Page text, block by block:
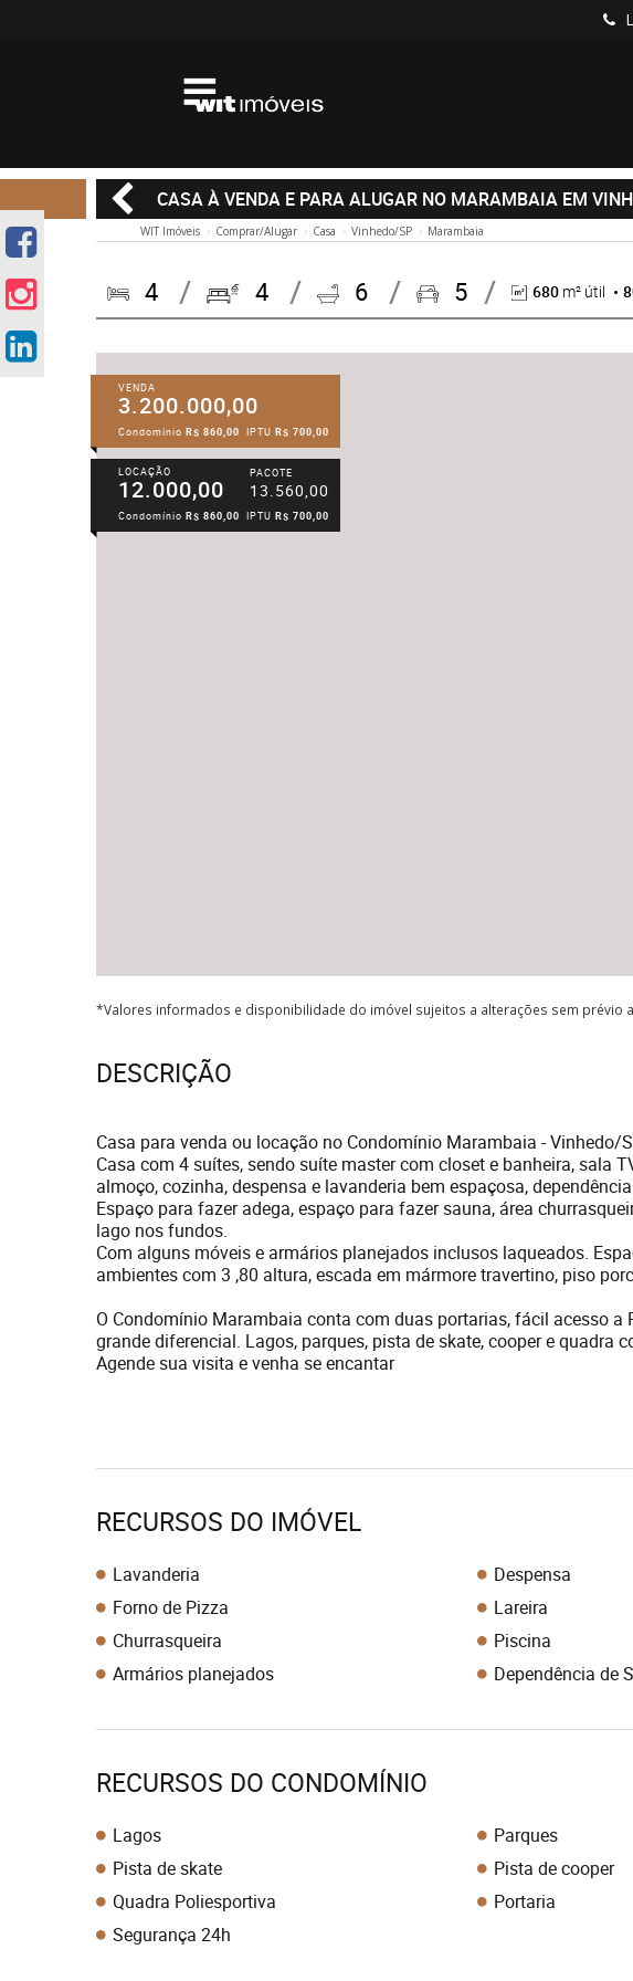
CASA À VENDA E PARA ALUGAR NO MARAMBAIA EM
WIT Imóveis Comprar/Alugar Casa Vinhedo/SP Marambaia
4 4 6 5 680 m² útil
VENDA
3.200.000,00
Condomínio R$ 860,00 IPTU R$ 700,00
LOCAÇÃO
12.000,00
PACOTE
13.560,00
Condomínio R$ 860,00 IPTU R$ 700,00
*Valores informados e disponibilidade do imóvel sujeitos a alterações sem prévio
DESCRIÇÃO
Casa para venda ou locação no Condomínio Marambaia - Vinhedo/
Casa com 4 suítes, sendo suíte master com closet e banheira, sala
almoço, cozinha, despensa e lavanderia bem espaçosa,
Espaço para fazer adega, espaço para fazer sauna, área
lago nos fundos.
Com alguns móveis e armários planejados inclusos laqueados.
ambientes com 3 ,80 altura, escada em mármore travertino, piso
O Condomínio Marambaia conta com duas portarias, fácil acesso a
grande diferencial. Lagos, parques, pista de skate, cooper e quadra
Agende sua visita e venha se encantar
RECURSOS DO IMÓVEL
Lavanderia
Despensa
Forno de Pizza
Lareira
Churrasqueira
Piscina
Armários planejados
Dependência de
RECURSOS DO CONDOMÍNIO
Lagos
Parques
Pista de skate
Pista de cooper
Quadra Poliesportiva
Portaria
Segurança 24h